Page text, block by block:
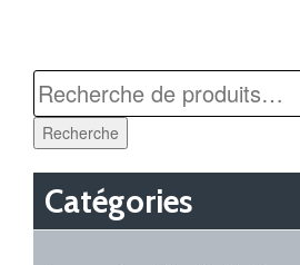
Recherche
Catégories